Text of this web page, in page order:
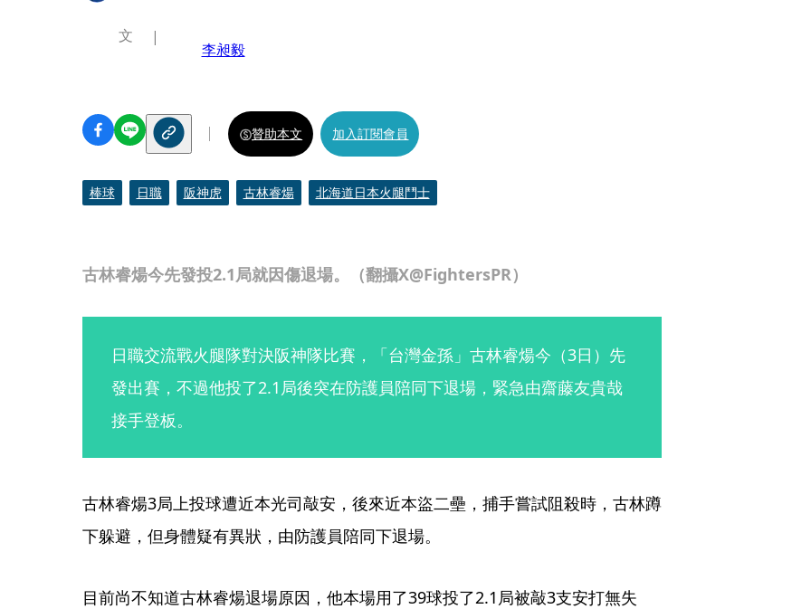
古林睿煬今先發投2.1局就因傷退場。（翻攝X@FightersPR）
文
李昶毅
贊助本文 加入訂閱會員
棒球 日職 阪神虎 古林睿煬 北海道日本火腿鬥士
日職交流戰火腿隊對決阪神隊比賽，「台灣金孫」古林睿煬今（3日）先
發出賽，不過他投了2.1局後突在防護員陪同下退場，緊急由齋藤友貴哉
接手登板。
古林睿煬3局上投球遭近本光司敲安，後來近本盜二壘，捕手嘗試阻殺時，古林蹲
下躲避，但身體疑有異狀，由防護員陪同下退場。
目前尚不知道古林睿煬退場原因，他本場用了39球投了2.1局被敲3支安打無失